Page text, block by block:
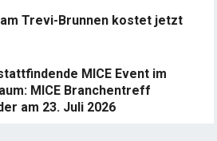
am Trevi-Brunnen kostet jetzt
MICE Event im
MICE Branchentreff
am 23. Juli 2026